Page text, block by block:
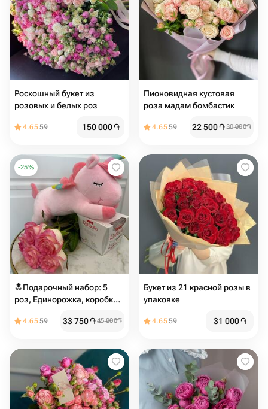
Роскошный букет из
розовых и белых роз
4.6559 150 000֏
Пионовидная кустовая
роза мадам бомбастик
4.6559 22 500֏30 000֏
-25%
🔝Подарочный набор: 5
роз, Единорожка, коробка
4.6559 33 750֏45 000֏
Букет из 21 красной розы в
упаковке
4.6559 31 000֏